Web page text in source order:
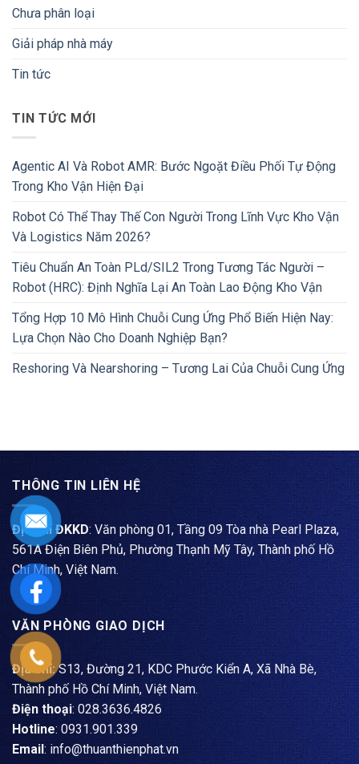
Chưa phân loại
Giải pháp nhà máy
Tin tức
TIN TỨC MỚI
Agentic AI Và Robot AMR: Bước Ngoặt Điều Phối Tự Động
Trong Kho Vận Hiện Đại
Robot Có Thể Thay Thế Con Người Trong Lĩnh Vực Kho Vận
Và Logistics Năm 2026?
Tiêu Chuẩn An Toàn PLd/SIL2 Trong Tương Tác Người –
Robot (HRC): Định Nghĩa Lại An Toàn Lao Động Kho Vận
Tổng Hợp 10 Mô Hình Chuỗi Cung Ứng Phổ Biến Hiện Nay:
Lựa Chọn Nào Cho Doanh Nghiệp Bạn?
Reshoring Và Nearshoring – Tương Lai Của Chuỗi Cung Ứng
THÔNG TIN LIÊN HỆ
Địa chỉ ĐKKD: Văn phòng 01, Tầng 09 Tòa nhà Pearl Plaza,
561A Điện Biên Phủ, Phường Thạnh Mỹ Tây, Thành phố Hồ
Chí Minh, Việt Nam.
VĂN PHÒNG GIAO DỊCH
Địa chỉ:S13, Đường 21, KDC Phước Kiển A, Xã Nhà Bè,
Thành phố Hồ Chí Minh, Việt Nam.
Điện thoại: ​028.3636.4826
Hotline: 0931.901.339
Email : info@thuanthienphat.vn